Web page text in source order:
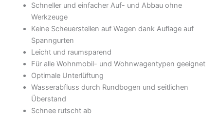
Schneller und einfacher Auf- und Abbau ohne
Werkzeuge
Keine Scheuerstellen auf Wagen dank Auflage auf
Spanngurten
Leicht und raumsparend
Für alle Wohnmobil- und Wohnwagentypen geeignet
Optimale Unterlüftung
Wasserabfluss durch Rundbogen und seitlichen
Überstand
Schnee rutscht ab